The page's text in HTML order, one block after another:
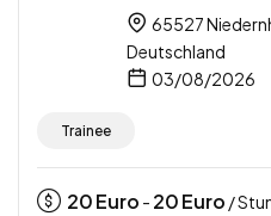
65527
Deutschland
03/08/2026
Trainee
20Euro - 20Euro /